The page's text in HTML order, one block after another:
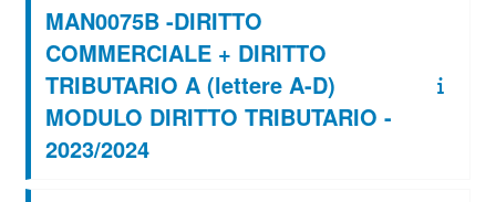
MAN0075B -DIRITTO
COMMERCIALE + DIRITTO
TRIBUTARIO A (lettere A-D)
MODULO DIRITTO TRIBUTARIO -
2023/2024